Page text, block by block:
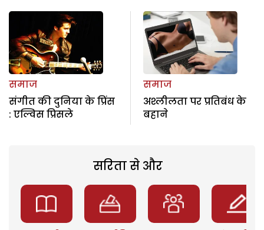
समाज
संगीत की दुनिया के प्रिंस
: एल्विस प्रिसले
समाज
अश्लीलता पर प्रतिबंध के
बहाने
सरिता से और